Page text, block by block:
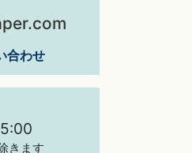
合わせ
きます